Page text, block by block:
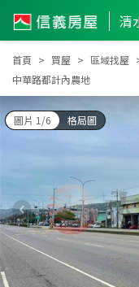
首頁 買屋 區域找屋
中華路都計內農地
圖片 1/6 格局圖